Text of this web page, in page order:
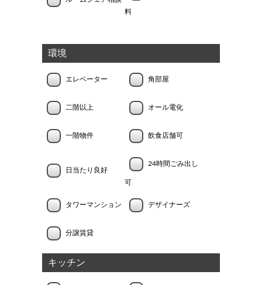
料
環境
エレベーター 角部屋
二階以上 オール電化
一階物件 飲食店舗可
日当たり良好
24時間ごみ出し
可
タワーマンション デザイナーズ
分譲賃貸
キッチン